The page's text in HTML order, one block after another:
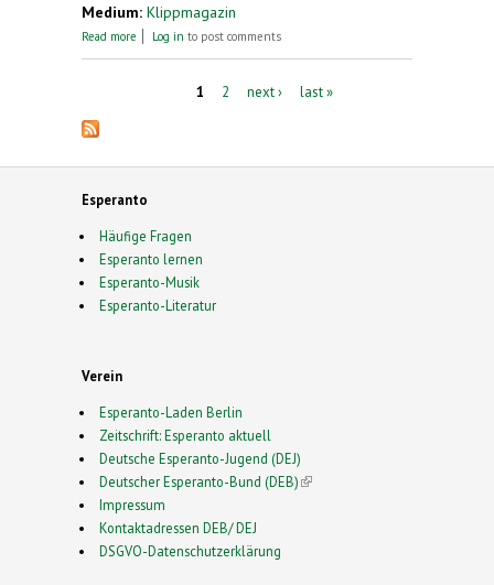
Medium: Klippmagazin
Read more about 130 Jahre Esperanto
Log in to post comments
1 2 next › last »
Esperanto
Häufige Fragen
Esperanto lernen
Esperanto-Musik
Esperanto-Literatur
Verein
Esperanto-Laden Berlin
Zeitschrift: Esperanto aktuell
Deutsche Esperanto-Jugend (DEJ)
Deutscher Esperanto-Bund (DEB)(link is external)
Impressum
Kontaktadressen DEB/ DEJ
DSGVO-Datenschutzerklärung